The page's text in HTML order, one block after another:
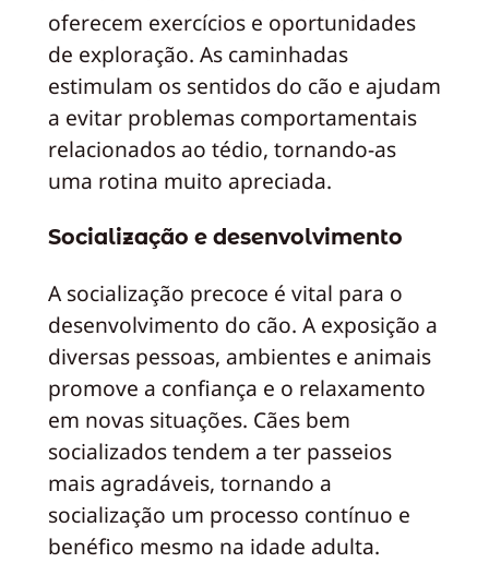
oferecem exercícios e oportunidades
de exploração. As caminhadas
estimulam os sentidos do cão e ajudam
a evitar problemas comportamentais
relacionados ao tédio, tornando-as
uma rotina muito apreciada.
Socialização e desenvolvimento
A socialização precoce é vital para o
desenvolvimento do cão. A exposição a
diversas pessoas, ambientes e animais
promove a confiança e o relaxamento
em novas situações. Cães bem
socializados tendem a ter passeios
mais agradáveis, tornando a
socialização um processo contínuo e
benéfico mesmo na idade adulta.